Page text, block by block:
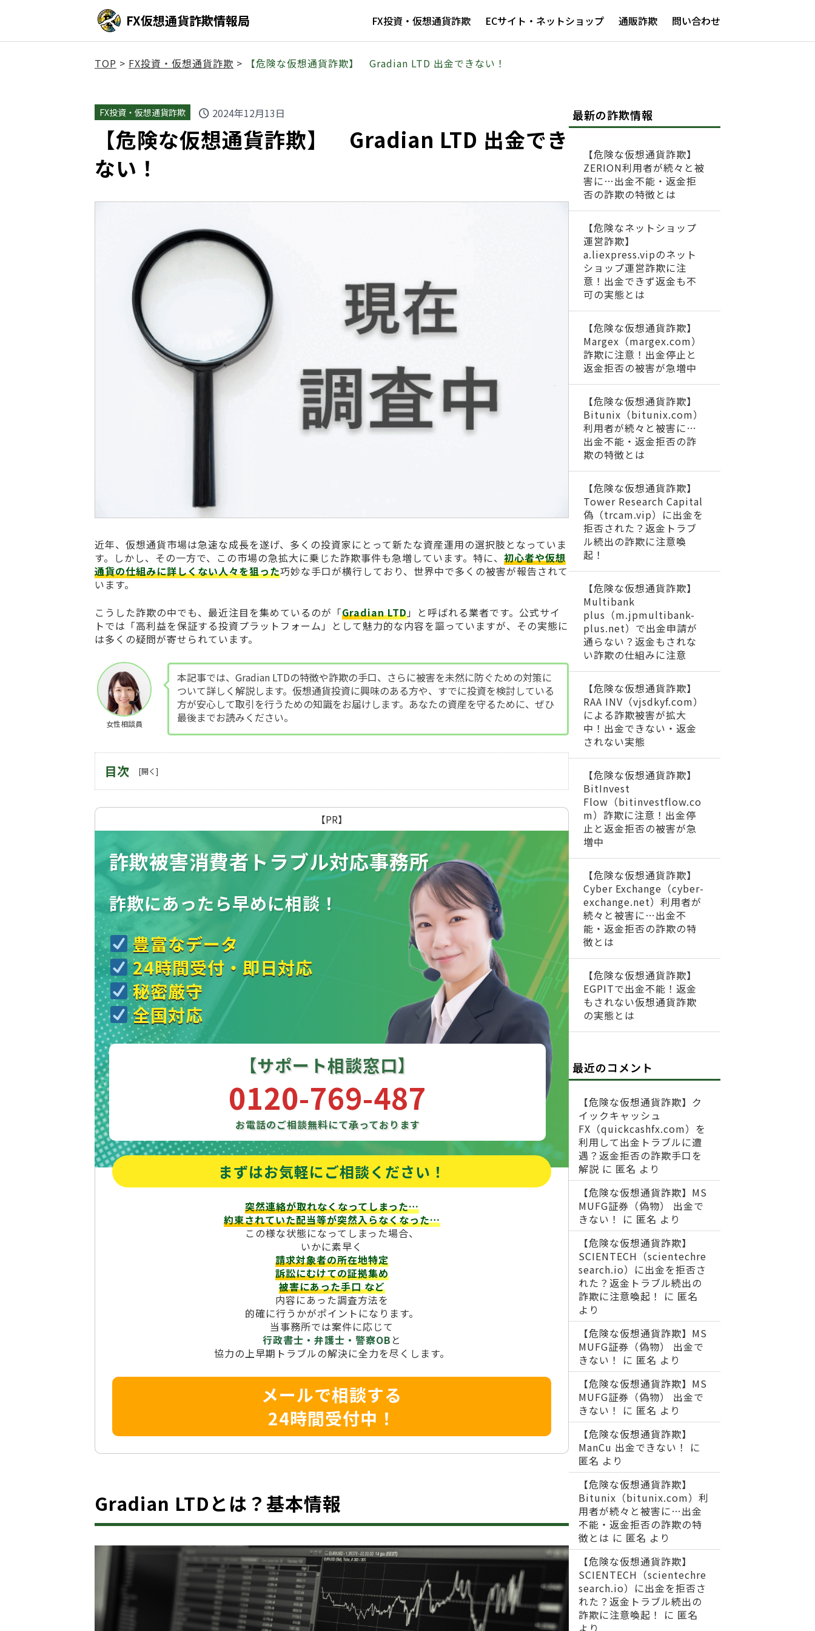
FX仮想通貨詐欺情報局 FX投資・仮想通貨詐欺 ECサイト・ネットショップ 通販詐欺 問い合わせ
TOP > FX投資・仮想通貨詐欺 > 【危険な仮想通貨詐欺】 Gradian LTD 出金できない！
FX投資・仮想通貨詐欺 schedule 2024年12月13日
【危険な仮想通貨詐欺】 Gradian LTD 出金でき
ない！
近年、仮想通貨市場は急速な成長を遂げ、多くの投資家にとって新たな資産運用の選択肢となっていま
す。しかし、その一方で、この市場の急拡大に乗じた詐欺事件も急増しています。特に、 初心者や仮想
通貨の仕組みに詳しくない人々を狙った巧妙な手口が横行しており、世界中で多くの被害が報告されて
います。
こうした詐欺の中でも、最近注目を集めているのが「Gradian LTD」と呼ばれる業者です。公式サイ
トでは「高利益を保証する投資プラットフォーム」として魅力的な内容を謳っていますが、その実態に
は多くの疑問が寄せられています。
女性相談員
本記事では、Gradian LTDの特徴や詐欺の手口、さらに被害を未然に防ぐための対策に
ついて詳しく解説します。仮想通貨投資に興味のある方や、すでに投資を検討している
方が安心して取引を行うための知識をお届けします。あなたの資産を守るために、ぜひ
最後までお読みください。
目次
【PR】
詐欺被害消費者トラブル対応事務所
詐欺にあったら早めに相談！
豊富なデータ
24時間受付・即日対応
秘密厳守
全国対応
【サポート相談窓口】
0120-769-487
お電話のご相談無料にて承っております
まずはお気軽にご相談ください！
突然連絡が取れなくなってしまった…
約束されていた配当等が突然入らなくなった…
この様な状態になってしまった場合、
いかに素早く
請求対象者の所在地特定
訴訟にむけての証拠集め
被害にあった手口など
内容にあった調査方法を
的確に行うかがポイントになります。
当事務所では案件に応じて
行政書士・弁護士・警察OB と
協力の上早期トラブルの解決に全力を尽くします。
メールで相談する
24時間受付中！
Gradian LTDとは？基本情報
最新の詐欺情報
【危険な仮想通貨詐欺】
ZERION利用者が続々と被
害に…出金不能・返金拒
否の詐欺の特徴とは
【危険なネットショップ
運営詐欺】
a.liexpress.vipのネット
ショップ運営詐欺に注
意！出金できず返金も不
可の実態とは
【危険な仮想通貨詐欺】
Margex（margex.com）
詐欺に注意！出金停止と
返金拒否の被害が急増中
【危険な仮想通貨詐欺】
Bitunix（bitunix.com）
利用者が続々と被害に…
出金不能・返金拒否の詐
欺の特徴とは
【危険な仮想通貨詐欺】
Tower Research Capital
偽（trcam.vip）に出金を
拒否された？返金トラブ
ル続出の詐欺に注意喚
起！
【危険な仮想通貨詐欺】
Multibank
plus（m.jpmultibank-
plus.net）で出金申請が
通らない？返金もされな
い詐欺の仕組みに注意
【危険な仮想通貨詐欺】
RAA INV（vjsdkyf.com）
による詐欺被害が拡大
中！出金できない・返金
されない実態
【危険な仮想通貨詐欺】
BitInvest
Flow（bitinvestflow.co
m）詐欺に注意！出金停
止と返金拒否の被害が急
増中
【危険な仮想通貨詐欺】
Cyber Exchange（cyber-
exchange.net）利用者が
続々と被害に…出金不
能・返金拒否の詐欺の特
徴とは
【危険な仮想通貨詐欺】
EGPITで出金不能！返金
もされない仮想通貨詐欺
の実態とは
最近のコメント
【危険な仮想通貨詐欺】ク
イックキャッシュ
FX（quickcashfx.com）を
利用して出金トラブルに遭
遇？返金拒否の詐欺手口を
解説 に 匿名 より
【危険な仮想通貨詐欺】MS
MUFG証券（偽物） 出金で
きない！
に 匿名 より
【危険な仮想通貨詐欺】
SCIENTECH（scientechre
search.io）に出金を拒否さ
れた？返金トラブル続出の
詐欺に注意喚起！
に 匿名
より
【危険な仮想通貨詐欺】MS
MUFG証券（偽物） 出金で
きない！
に 匿名 より
【危険な仮想通貨詐欺】MS
MUFG証券（偽物） 出金で
きない！
に 匿名 より
【危険な仮想通貨詐欺】
ManCu 出金できない！
に
匿名 より
【危険な仮想通貨詐欺】
Bitunix（bitunix.com）利
用者が続々と被害に…出金
不能・返金拒否の詐欺の特
徴とは に 匿名 より
【危険な仮想通貨詐欺】
SCIENTECH（scientechre
search.io）に出金を拒否さ
れた？返金トラブル続出の
詐欺に注意喚起！
に 匿名
より